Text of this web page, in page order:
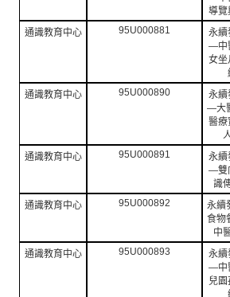
導覽
通識教育中心
95U000881
永續
—中
女坐
通識教育中心
95U000890
永續
—大
醫療
通識教育中心
95U000891
永續
—雙
識
通識教育中心
95U000892
永續
食物
中
通識教育中心
95U000893
永續
—中
兒園